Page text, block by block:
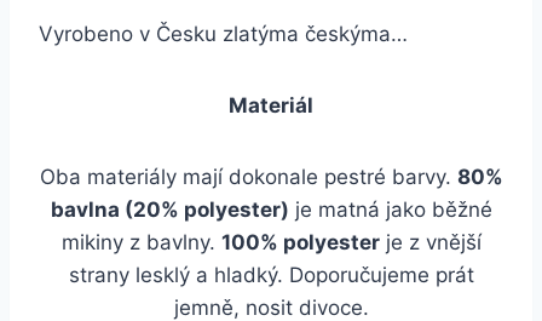
Vyrobeno v Česku zlatýma českýma…
Materiál
Oba materiály mají dokonale pestré barvy. 80%
bavlna (20% polyester) je matná jako běžné
mikiny z bavlny. 100% polyesterje z vnější
strany lesklý a hladký. Doporučujeme prát
jemně, nosit divoce.